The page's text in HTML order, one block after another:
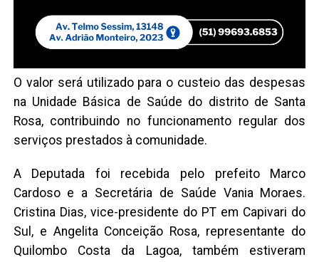
O valor será utilizado para o custeio das despesas
na Unidade Básica de Saúde do distrito de Santa
Rosa, contribuindo no funcionamento regular dos
serviços prestados à comunidade.
A Deputada foi recebida pelo prefeito Marco
Cardoso e a Secretária de Saúde Vania Moraes.
Cristina Dias, vice-presidente do PT em Capivari do
Sul, e Angelita Conceição Rosa, representante do
Quilombo Costa da Lagoa, também estiveram